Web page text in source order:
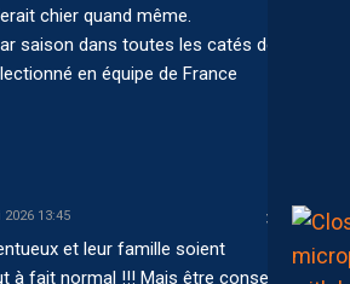
chier quand même.
saison dans toutes les catés de
en équipe de France
2026 13:45
et leur famille soient
à fait normal !!! Mais être conseillé